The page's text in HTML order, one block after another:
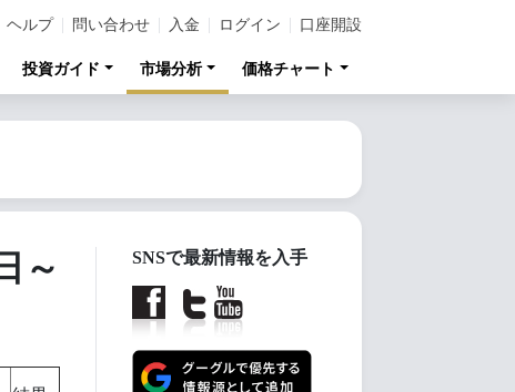
ヘルプ 問い合わせ 入金 ログイン 口座開設
投資ガイド 市場分析 価格チャート
～
SNSで最新情報を入手